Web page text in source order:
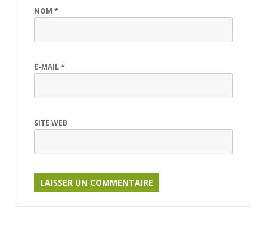
NOM *
E-MAIL*
SITE WEB